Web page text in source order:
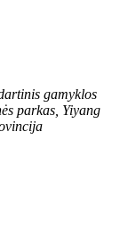
gamyklos
parkas, Yiyang